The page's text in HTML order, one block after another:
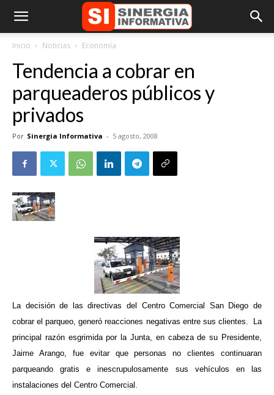
Inicio Noticias Economía
Tendencia a cobrar en
parqueaderos públicos y
privados
Por Sinergia Informativa - 5 agosto, 2008
La decisión de las directivas del Centro Comercial San Diego de
cobrar el parqueo, generó reacciones negativas entre sus clientes.
La
principal razón esgrimida por la Junta, en cabeza de su Presidente,
Jaime Arango, fue evitar que personas no clientes continuaran
parqueando gratis e inescrupulosamente sus vehículos en las
instalaciones del Centro Comercial.